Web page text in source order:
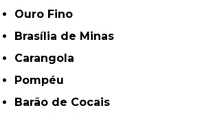
Ouro Fino
Brasília de Minas
Carangola
Pompéu
Barão de Cocais